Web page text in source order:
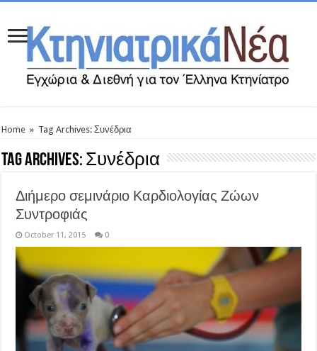
Home » Tag Archives: Συνέδρια
Tag Archives: Συνέδρια
Διήμερο σεμινάριο Καρδιολογίας Ζώων
Συντροφιάς
October 11, 2015 0